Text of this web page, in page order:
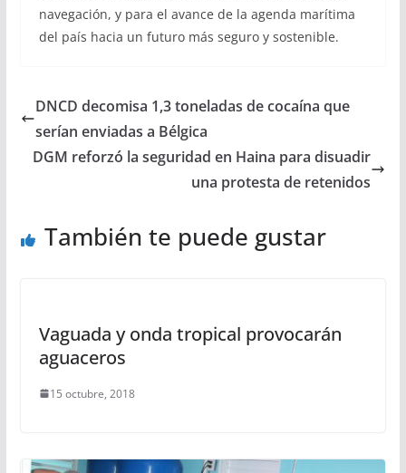
navegación, y para el avance de la agenda marítima
del país hacia un futuro más seguro y sostenible.
DNCD decomisa 1,3 toneladas de cocaína que
serían enviadas a Bélgica
DGM reforzó la seguridad en Haina para disuadir
una protesta de retenidos
También te puede gustar
Vaguada y onda tropical provocarán
aguaceros
15 octubre, 2018